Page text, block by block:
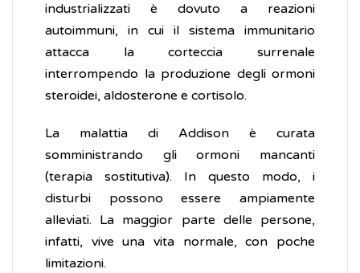
industrializzati è dovuto a reazioni
autoimmuni, in cui il sistema immunitario
attacca la corteccia surrenale
interrompendo la produzione degli ormoni
steroidei, aldosterone e cortisolo.
La malattia di Addison è curata
somministrando gli ormoni mancanti
(terapia sostitutiva). In questo modo, i
disturbi possono essere ampiamente
alleviati. La maggior parte delle persone,
infatti, vive una vita normale, con poche
limitazioni.